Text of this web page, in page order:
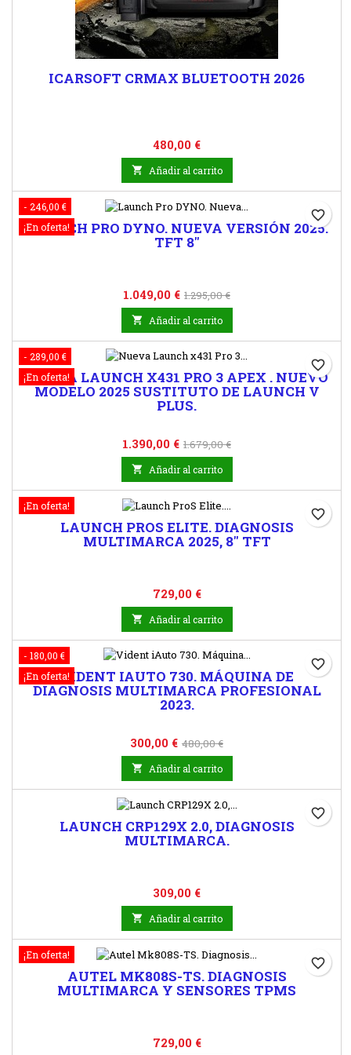
ICARSOFT CRMAX BLUETOOTH 2026
Precio
480,00 €
 Añadir al carrito
- 246,00 €
¡En oferta!
LAUNCH PRO DYNO. NUEVA VERSIÓN 2025.
TFT 8"
Precio
1.049,00 € Precio
base
1.295,00 €
 Añadir al carrito
favorite_border
- 289,00 €
¡En oferta!
NUEVA LAUNCH X431 PRO 3 APEX . NUEVO
MODELO 2025 SUSTITUTO DE LAUNCH V
PLUS.
Precio
1.390,00 € Precio
base
1.679,00 €
 Añadir al carrito
favorite_border
¡En oferta!
LAUNCH PROS ELITE. DIAGNOSIS
MULTIMARCA 2025, 8" TFT
Precio
729,00 €
 Añadir al carrito
favorite_border
- 180,00 €
¡En oferta!VIDENT IAUTO 730. MÁQUINA DE
DIAGNOSIS MULTIMARCA PROFESIONAL
2023.
Precio
300,00 € Precio
base
480,00 €
 Añadir al carrito
favorite_border
LAUNCH CRP129X 2.0, DIAGNOSIS
MULTIMARCA.
Precio
309,00 €
 Añadir al carrito
favorite_border
¡En oferta!
AUTEL MK808S-TS. DIAGNOSIS
MULTIMARCA Y SENSORES TPMS
Precio
729,00 €
favorite_border